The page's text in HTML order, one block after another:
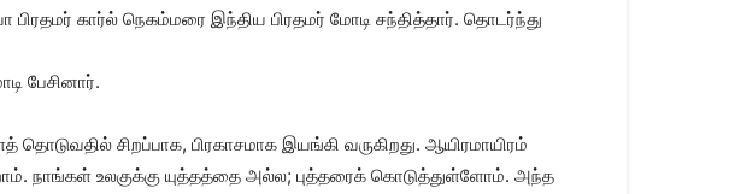
கார்ல் நெகம்மரை இந்திய பிரதமர் மோடி சந்தித்தார். தொடர்ந்து
பேசினார்.
சிறப்பாக, பிரகாசமாக இயங்கி வருகிறது. ஆயிரமாயிரம்
நாங்கள் உலகுக்கு யுத்தத்தை அல்ல; புத்தரைக் கொடுத்துள்ளோம். அந்த